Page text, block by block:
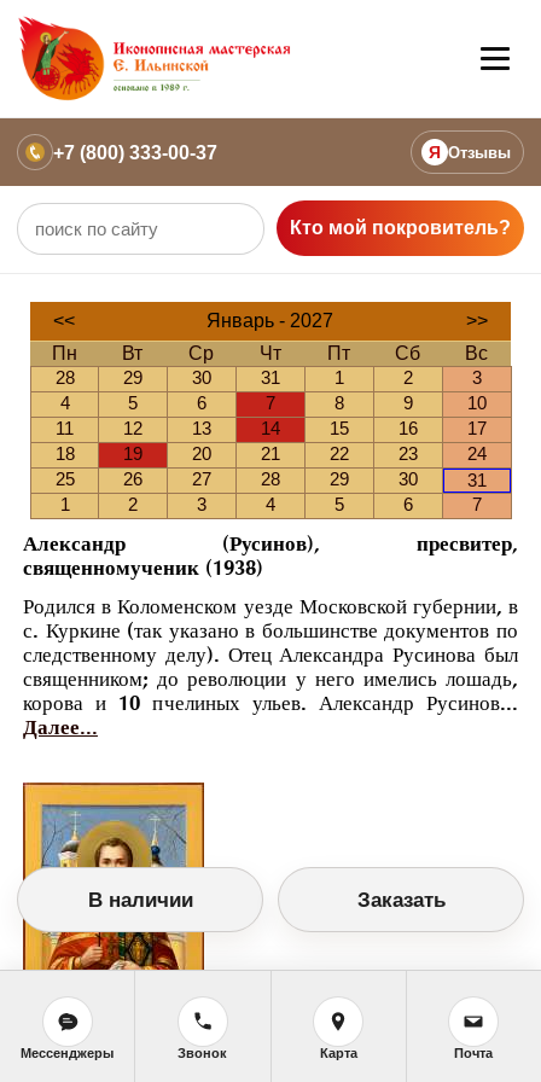
+7 (800) 333-00-37 Я Отзывы
Кто мой покровитель?
<< Январь - 2027
>>
Пн
Вт Ср Чт Пт Сб
Вс
28
29 30 31 1 2
3
4
5 6 7 8 9
10
11
12 13 14 15 16
17
18
19 20 21 22 23
24
25
26 27 28 29 30
31
1
2 3 4 5 6 7
Александр (Русинов), пресвитер,
священномученик (1938)
Родился в Коломенском уезде Московской губернии, в
с. Куркине (так указано в большинстве документов по
следственному делу). Отец Александра Русинова был
священником; до революции у него имелись лошадь,
корова и 10 пчелиных ульев. Александр Русинов...
Далее...
Православный календарь
В наличии Заказать
Мессенджеры Звонок Карта Почта